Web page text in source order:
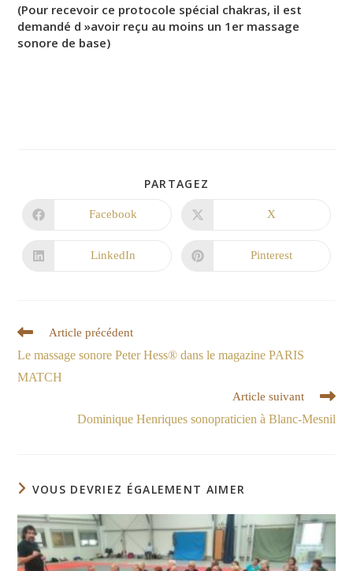
(Pour recevoir ce protocole spécial chakras, il est
demandé d »avoir reçu au moins un 1er massage
sonore de base)
PARTAGEZ
Facebook X
LinkedIn Pinterest
Article précédent
Le massage sonore Peter Hess® dans le magazine PARIS
MATCH
Article suivant
Dominique Henriques sonopraticien à Blanc-Mesnil
VOUS DEVRIEZ ÉGALEMENT AIMER